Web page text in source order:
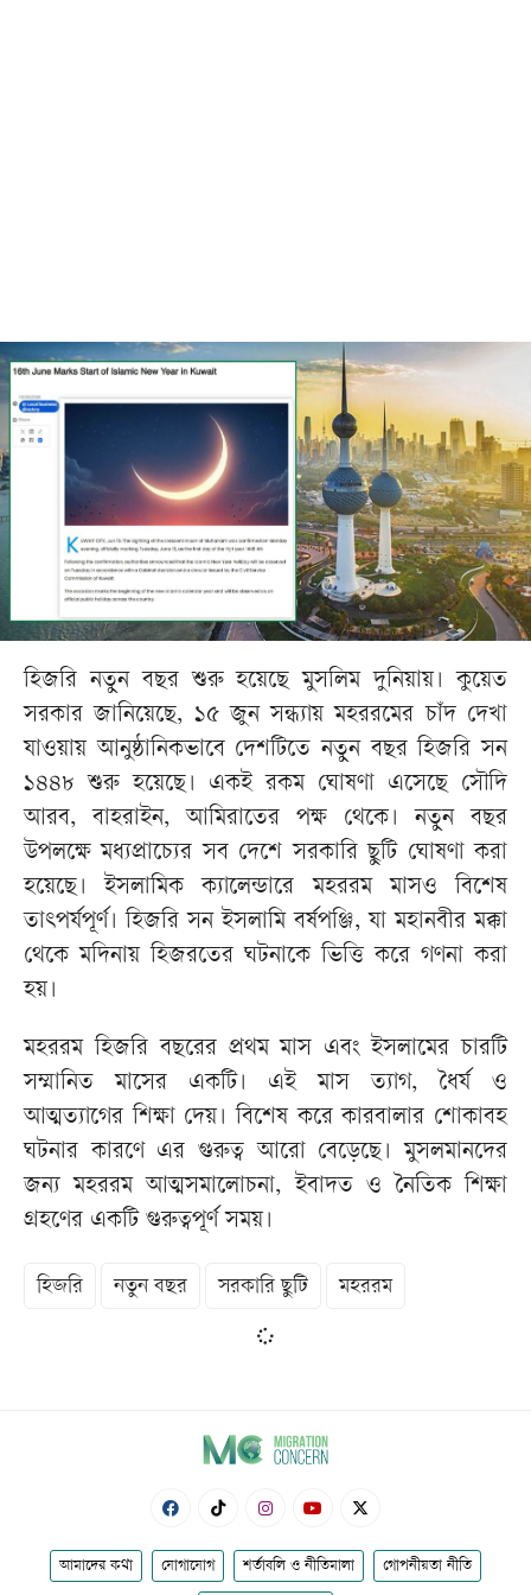
হিজরি নতুন বছর শুরু হয়েছে মুসলিম দুনিয়ায়। কুয়েত
সরকার জানিয়েছে, ১৫ জুন সন্ধ্যায় মহররমের চাঁদ দেখা
যাওয়ায় আনুষ্ঠানিকভাবে দেশটিতে নতুন বছর হিজরি সন
১৪৪৮ শুরু হয়েছে। একই রকম ঘোষণা এসেছে সৌদি
আরব, বাহরাইন, আমিরাতের পক্ষ থেকে। নতুন বছর
উপলক্ষে মধ্যপ্রাচ্যের সব দেশে সরকারি ছুটি ঘোষণা করা
হয়েছে। ইসলামিক ক্যালেন্ডারে মহররম মাসও বিশেষ
তাৎপর্যপূর্ণ। হিজরি সন ইসলামি বর্ষপঞ্জি, যা মহানবীর মক্কা
থেকে মদিনায় হিজরতের ঘটনাকে ভিত্তি করে গণনা করা
হয়।
মহররম হিজরি বছরের প্রথম মাস এবং ইসলামের চারটি
সম্মানিত মাসের একটি। এই মাস ত্যাগ, ধৈর্য ও
আত্মত্যাগের শিক্ষা দেয়। বিশেষ করে কারবালার শোকাবহ
ঘটনার কারণে এর গুরুত্ব আরো বেড়েছে। মুসলমানদের
জন্য মহররম আত্মসমালোচনা, ইবাদত ও নৈতিক শিক্ষা
গ্রহণের একটি গুরুত্বপূর্ণ সময়।
হিজরি নতুন বছর সরকারি ছুটি মহররম
আমাদের কথা যোগাযোগ শর্তাবলি ও নীতিমালা গোপনীয়তা নীতি